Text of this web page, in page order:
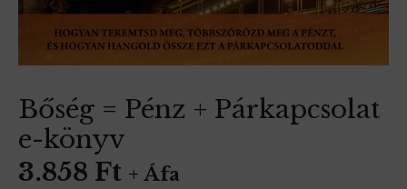
Bőség = Pénz + Párkapcsolat
e-könyv
3.858 Ft + Áfa